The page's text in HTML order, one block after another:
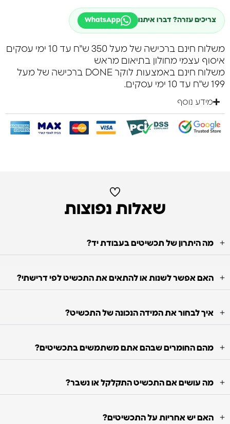
צריכים עזרה? דברו איתנו WhatsApp
משלוח חינם ברכישה של מעל 350 ש"ח עד 10 ימי עסקים
איסוף עצמי מחולון בתיאום מראש
משלוח חינם באמצעות לוקר DONE ברכישה של מעל
199 ש"ח עד 10 ימי עסקים.
מידע נוסף
שאלות נפוצות
מה היתרון של תכשיטים בעבודת יד?
האם אפשר לשנות או להתאים את התכשיט לפי דרישתי?
איך לבחור את המידה הנכונה של התכשיט?
מהם החומרים שבהם אתם משתמשים בתכשיטים?
מה עושים אם התכשיט התקלקל או נשבר?
האם יש אחריות על התכשיטים?